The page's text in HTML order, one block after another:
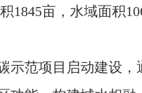
1845亩，水域面积
示范项目启动建设，